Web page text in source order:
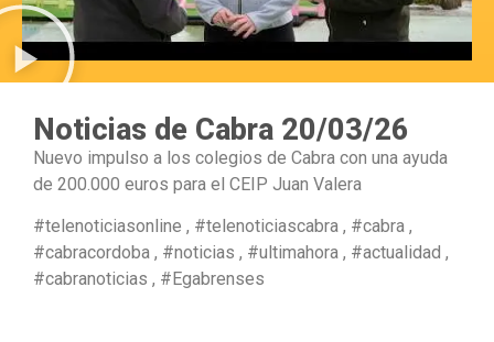
Noticias de Cabra 20/03/26
Nuevo impulso a los colegios de Cabra con una ayuda
de 200.000 euros para el CEIP Juan Valera
#telenoticiasonline , #telenoticiascabra , #cabra ,
#cabracordoba , #noticias , #ultimahora , #actualidad ,
#cabranoticias , #Egabrenses